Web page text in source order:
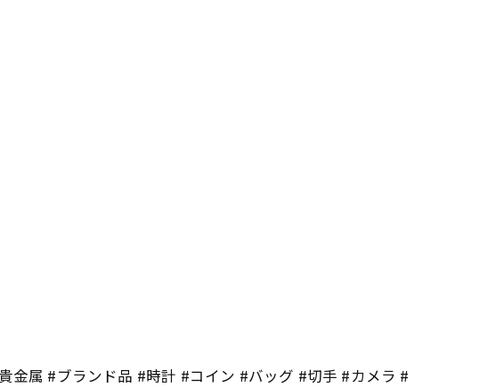
属 #ブランド品 #時計 #コイン #バッグ #切手 #カメラ #